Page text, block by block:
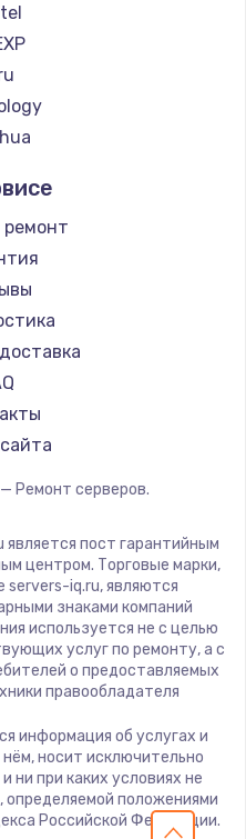
— Ремонт серверов.
пост гарантийным
центром. Торговые марки,
servers-iq.ru, являются
знаками компаний
используется не с целью
услуг по ремонту, а с
о предоставляемых
правообладателя
информация об услугах и
носит исключительно
ни при каких условиях не
определяемой положениями
Российской Федерации.